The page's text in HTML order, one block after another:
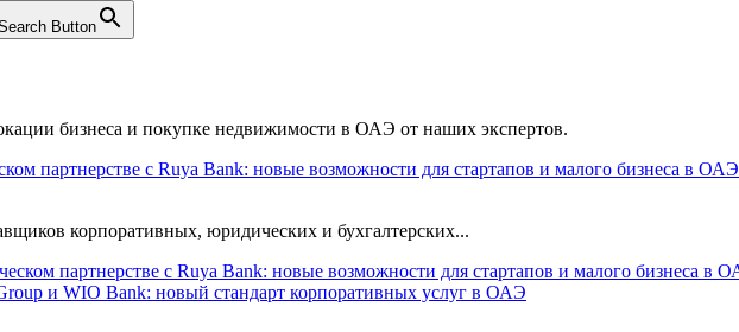
Button
бизнеса и покупке недвижимости в ОАЭ от наших экспертов.
партнерстве с Ruya Bank: новые возможности для стартапов и малого бизнеса в ОАЭ
корпоративных, юридических и бухгалтерских...
и WIO Bank: новый стандарт корпоративных услуг в ОАЭ